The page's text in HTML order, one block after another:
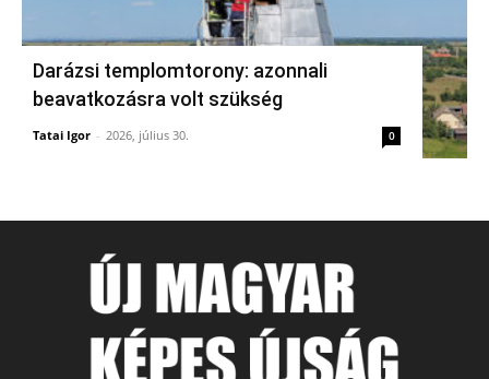
Darázsi templomtorony: azonnali
beavatkozásra volt szükség
Tatai Igor - 2026, július 30. 0